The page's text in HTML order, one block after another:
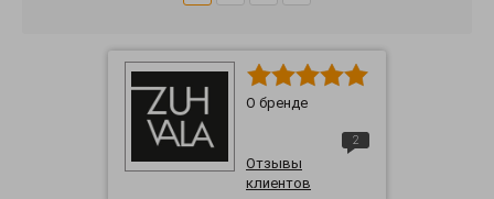
О бренде
Отзывы
клиентов
2